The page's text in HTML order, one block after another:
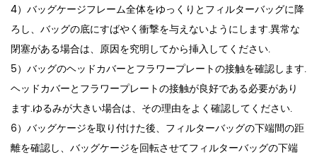
4）バッグケージフレーム全体をゆっくりとフィルターバッグに降
ろし、バッグの底にすばやく衝撃を与えないようにします.異常な
閉塞がある場合は、原因を究明してから挿入してください.
5）バッグのヘッドカバーとフラワープレートの接触を確認します.
ヘッドカバーとフラワープレートの接触が良好である必要があり
ます.ゆるみが大きい場合は、その理由をよく確認してください.
6）バッグケージを取り付けた後、フィルターバッグの下端間の距
離を確認し、バッグケージを回転させてフィルターバッグの下端